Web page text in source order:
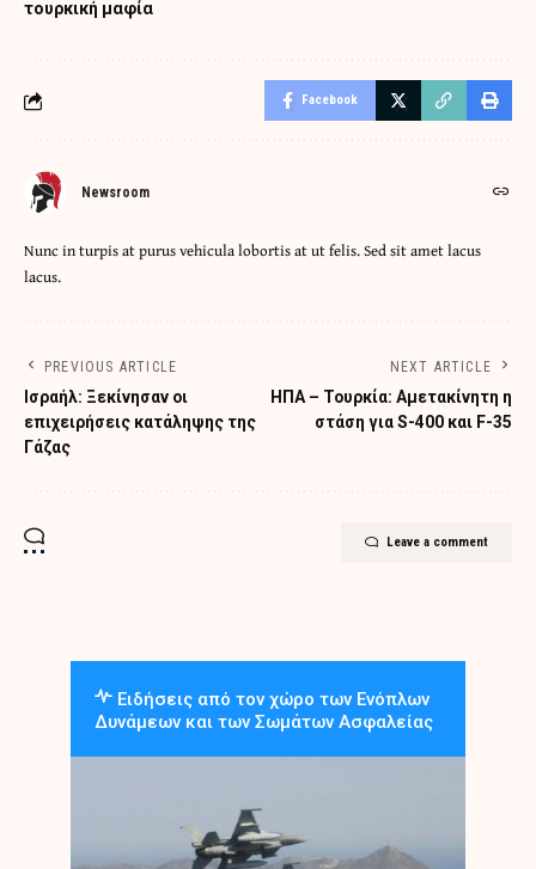
τουρκική μαφία
Facebook
Newsroom
Nunc in turpis at purus vehicula lobortis at ut felis. Sed sit amet lacus
lacus.
PREVIOUS ARTICLE
Ισραήλ: Ξεκίνησαν οι
επιχειρήσεις κατάληψης της
Γάζας
NEXT ARTICLE
ΗΠΑ – Τουρκία: Αμετακίνητη η
στάση για S-400 και F-35
Leave a comment
Ειδήσεις από τον χώρο των Ενόπλων
Δυνάμεων και των Σωμάτων Ασφαλείας